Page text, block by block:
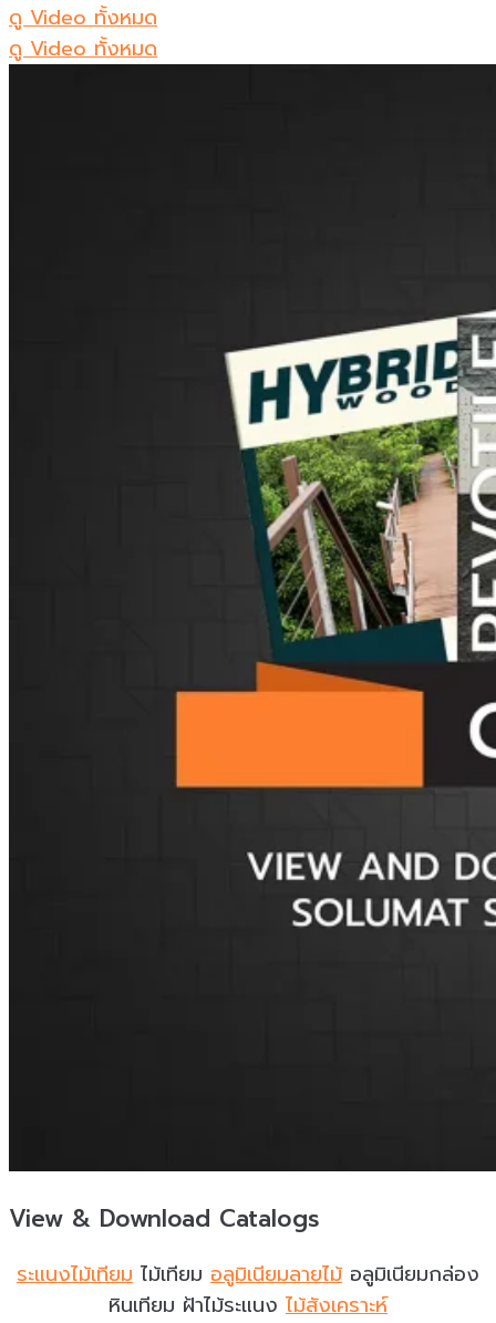
ดู Video ทั้งหมด
ดู Video ทั้งหมด
View & Download Catalogs
ระแนงไม้เทียม ไม้เทียม อลูมิเนียมลายไม้ อลูมิเนียมกล่อง
หินเทียม ฝ้าไม้ระแนง ไม้สังเคราะห์